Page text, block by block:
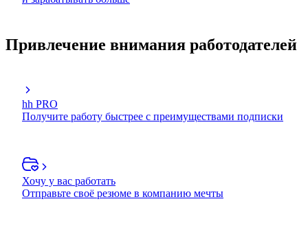
Привлечение внимания работодателей
hh PRO
Получите работу быстрее с преимуществами подписки
Хочу у вас работать
Отправьте своё резюме в компанию мечты